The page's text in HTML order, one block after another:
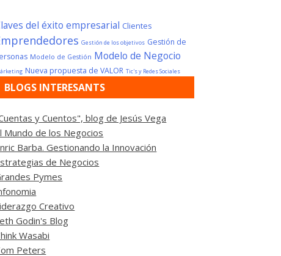
del éxito empresarial Clientes
Gestión de los objetivos Gestión de
Modelo de Gestión Modelo de Negocio
Nueva propuesta de VALOR Tic's y Redes Sociales
BLOGS INTERESANTS
y Cuentos", blog de Jesús Vega
Mundo de los Negocios
Barba. Gestionando la Innovación
de Negocios
Pymes
Creativo
Godin's Blog
Wasabi
Peters